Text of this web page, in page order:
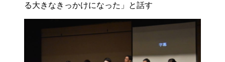
る大きなきっかけになった」と話す